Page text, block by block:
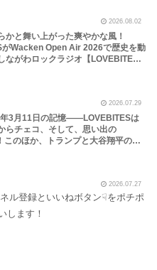
2026.08.02
かと舞い上がった爽やかな風！
がWacken Open Air 2026で歴史を動
ながわロックラジオ【LOVEBITES
Soldier Stands Solitarily】
When Destinies Align】
M.D.O.】【LOVEBITES Holy
2026.07.29
3月11日の記憶――LOVEBITESは
らチェコ、そして、思い出の
このほか、トランプと大谷翔平のア
The Castaway】【LOVEBITES
】【LOVEBITES We The
Nameless Warrior】
Vibrations】
2026.07.27
ル登録といいねボタン☟をポチポ
します！